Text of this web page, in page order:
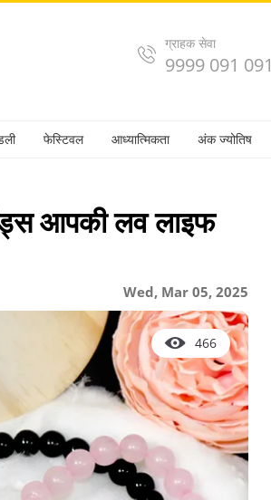
ग्राहक सेवा
9999 091 091
फेस्टिवल आध्यात्मिकता अंक ज्योतिष
आपकी लव लाइफ
Wed, Mar 05, 2025
466